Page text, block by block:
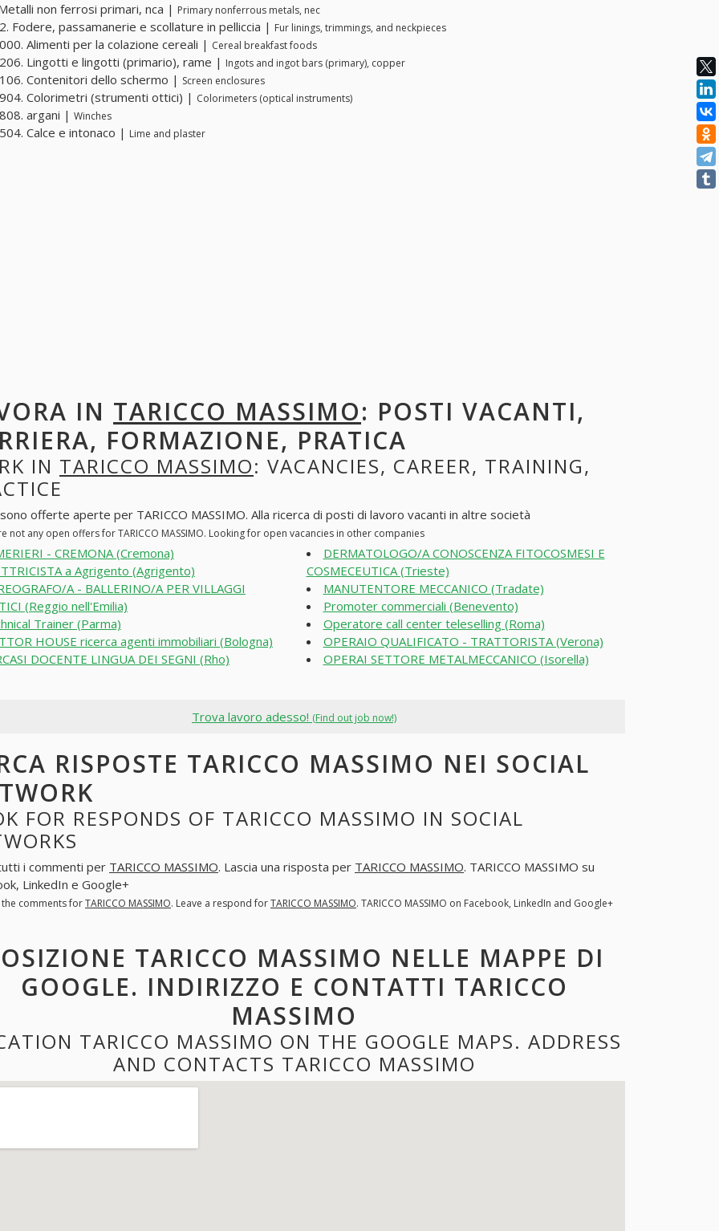
non ferrosi primari, nca | Primary nonferrous metals, nec
Fodere, passamanerie e scollature in pelliccia | Fur linings, trimmings, and neckpieces
Alimenti per la colazione cereali | Cereal breakfast foods
Lingotti e lingotti (primario), rame | Ingots and ingot bars (primary), copper
Contenitori dello schermo | Screen enclosures
Colorimetri (strumenti ottici) | Colorimeters (optical instruments)
argani | Winches
Calce e intonaco | Lime and plaster
IN TARICCO MASSIMO: POSTI VACANTI,
FORMAZIONE, PRATICA
IN TARICCO MASSIMO: VACANCIES, CAREER, TRAINING,
offerte aperte per TARICCO MASSIMO. Alla ricerca di posti di lavoro vacanti in altre società
not any open offers for TARICCO MASSIMO. Looking for open vacancies in other companies
- CREMONA (Cremona)
a Agrigento (Agrigento)
A - BALLERINO/A PER VILLAGGI
(Reggio nell'Emilia)
Trainer (Parma)
HOUSE ricerca agenti immobiliari (Bologna)
DOCENTE LINGUA DEI SEGNI (Rho)
DERMATOLOGO/A CONOSCENZA FITOCOSMESI E
COSMECEUTICA (Trieste)
MANUTENTORE MECCANICO (Tradate)
Promoter commerciali (Benevento)
Operatore call center teleselling (Roma)
OPERAIO QUALIFICATO - TRATTORISTA (Verona)
OPERAI SETTORE METALMECCANICO (Isorella)
Trova lavoro adesso! (Find out job now!)
RISPOSTE TARICCO MASSIMO NEI SOCIAL
FOR RESPONDS OF TARICCO MASSIMO IN SOCIAL
i commenti per TARICCO MASSIMO. Lascia una risposta per TARICCO MASSIMO. TARICCO MASSIMO su
LinkedIn e Google+
the comments forTARICCO MASSIMO. Leave a respond forTARICCO MASSIMO. TARICCO MASSIMO on Facebook, LinkedIn and Google+
TARICCO MASSIMO NELLE MAPPE DI
GOOGLE. INDIRIZZO E CONTATTI TARICCO
MASSIMO
TARICCO MASSIMO ON THE GOOGLE MAPS. ADDRESS
AND CONTACTS TARICCO MASSIMO